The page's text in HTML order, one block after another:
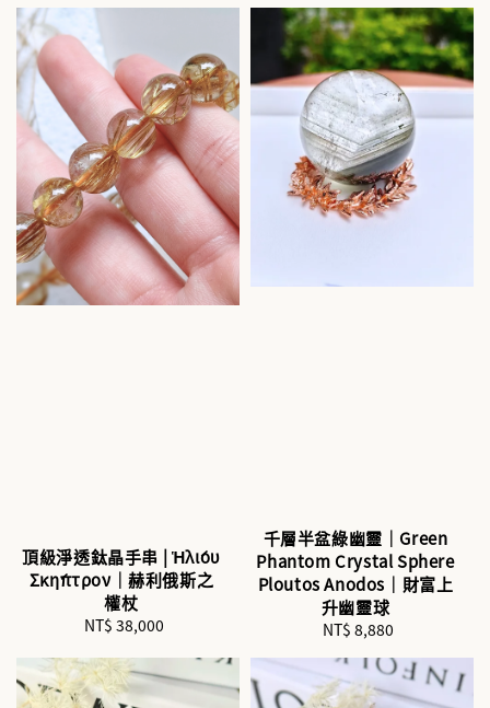
頂級淨透鈦晶手串 | Ἡλίου
Σκήπτρον｜赫利俄斯之
權杖
Regular
NT$ 38,000
千層半盆綠幽靈｜Green
Phantom Crystal Sphere
Ploutos Anodos｜財富上
升幽靈球
Regular
price
NT$ 8,880